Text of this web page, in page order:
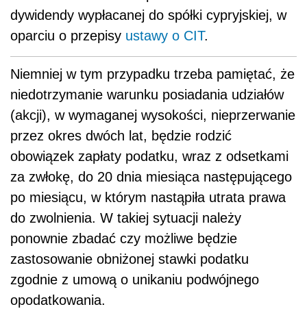
dywidendy wypłacanej do spółki cypryjskiej, w
oparciu o przepisy ustawy o CIT.
Niemniej w tym przypadku trzeba pamiętać, że
niedotrzymanie warunku posiadania udziałów
(akcji), w wymaganej wysokości, nieprzerwanie
przez okres dwóch lat, będzie rodzić
obowiązek zapłaty podatku, wraz z odsetkami
za zwłokę, do 20 dnia miesiąca następującego
po miesiącu, w którym nastąpiła utrata prawa
do zwolnienia. W takiej sytuacji należy
ponownie zbadać czy możliwe będzie
zastosowanie obniżonej stawki podatku
zgodnie z umową o unikaniu podwójnego
opodatkowania.